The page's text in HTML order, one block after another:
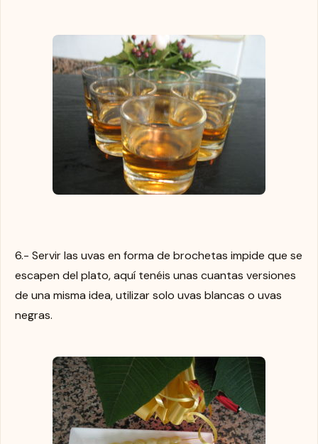
6.- Servir las uvas en forma de brochetas impide que se
escapen del plato, aquí tenéis unas cuantas versiones
de una misma idea, utilizar solo uvas blancas o uvas
negras.